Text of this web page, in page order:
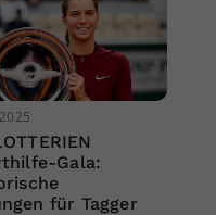
Gala:
für Tagger